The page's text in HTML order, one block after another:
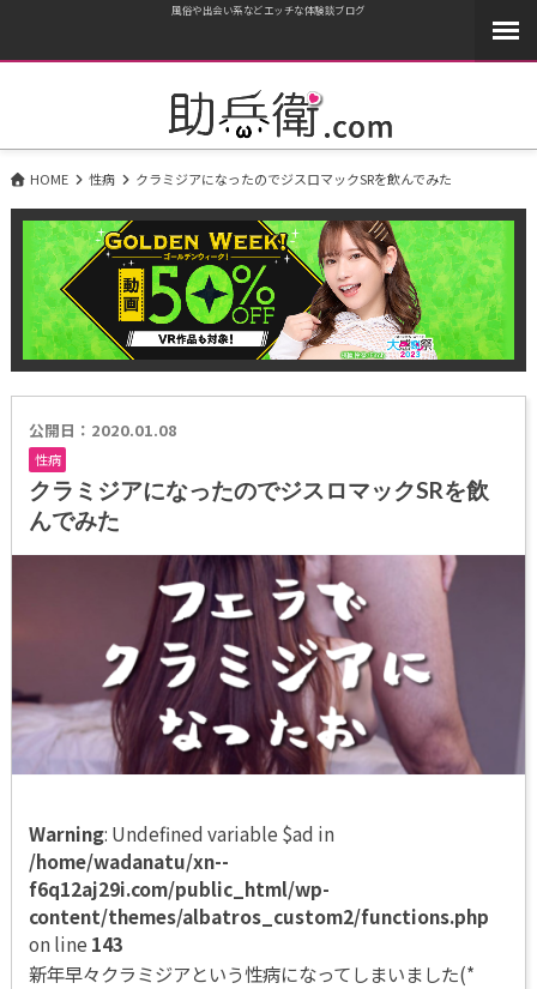
風俗や出会い系などエッチな体験談ブログ
HOME 性病 クラミジアになったのでジスロマックSRを飲んでみた
公開日：2020.01.08
性病
クラミジアになったのでジスロマックSRを飲
んでみた
Warning: Undefined variable $ad in
/home/wadanatu/xn--
f6q12aj29i.com/public_html/wp-
content/themes/albatros_custom2/functions.php
on line 143
新年早々クラミジアという性病になってしまいました(*